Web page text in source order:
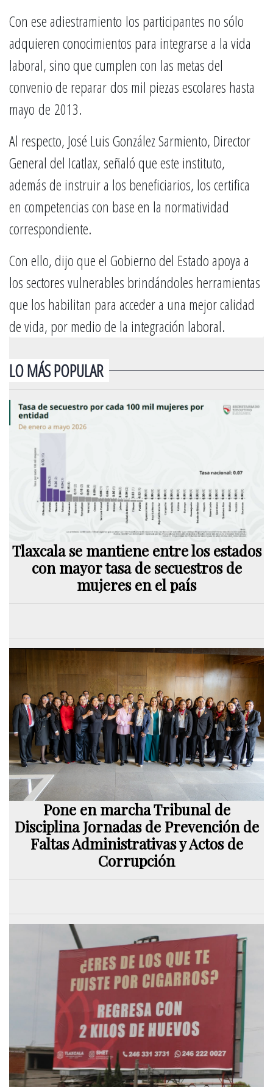
Con ese adiestramiento los participantes no sólo
adquieren conocimientos para integrarse a la vida
laboral, sino que cumplen con las metas del
convenio de reparar dos mil piezas escolares hasta
mayo de 2013.
Al respecto, José Luis González Sarmiento, Director
General del Icatlax, señaló que este instituto,
además de instruir a los beneficiarios, los certifica
en competencias con base en la normatividad
correspondiente.
Con ello, dijo que el Gobierno del Estado apoya a
los sectores vulnerables brindándoles herramientas
que los habilitan para acceder a una mejor calidad
de vida, por medio de la integración laboral.
LO MÁS POPULAR
Tlaxcala se mantiene entre los estados
con mayor tasa de secuestros de
mujeres en el país
Pone en marcha Tribunal de
Disciplina Jornadas de Prevención de
Faltas Administrativas y Actos de
Corrupción